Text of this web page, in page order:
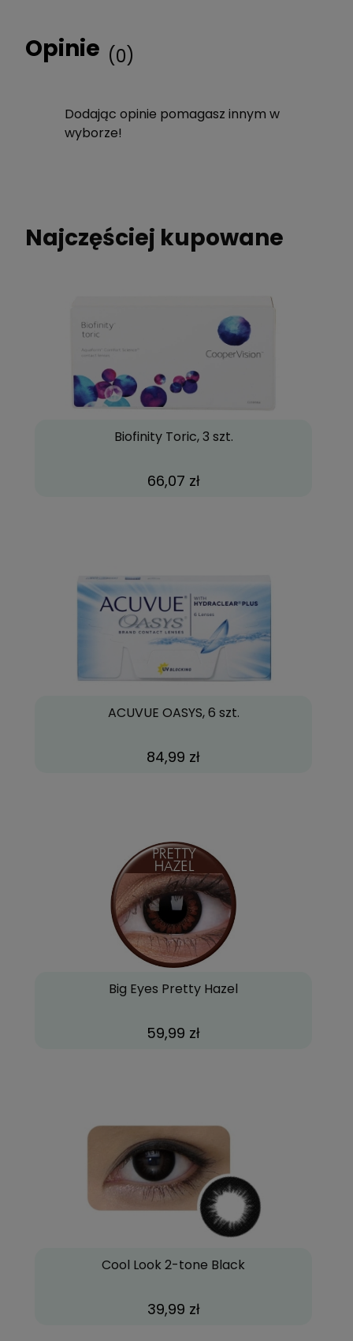
Opinie (0)
Dodając opinie pomagasz innym w
wyborze!
Najczęściej kupowane
Biofinity Toric, 3 szt.
66,07 zł
ACUVUE OASYS, 6 szt.
84,99 zł
Big Eyes Pretty Hazel
59,99 zł
Cool Look 2-tone Black
39,99 zł